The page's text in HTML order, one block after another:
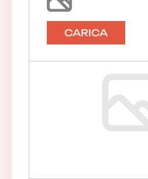
CARICA